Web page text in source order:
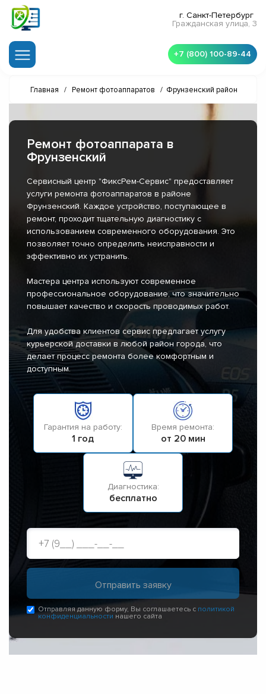
г. Санкт-Петербург
Гражданская улица, 3
+7 (800) 100-89-44
Главная / Ремонт фотоаппаратов / Фрунзенский район
Ремонт фотоаппарата в
Фрунзенский
Сервисный центр "ФиксРем-Сервис" предоставляет
услуги ремонта фотоаппаратов в районе
Фрунзенский. Каждое устройство, поступающее в
ремонт, проходит тщательную диагностику с
использованием современного оборудования. Это
позволяет точно определить неисправности и
эффективно их устранить.
Мастера центра используют современное
профессиональное оборудование, что значительно
повышает качество и скорость проводимых работ.
Для удобства клиентов сервис предлагает услугу
курьерской доставки в любой район города, что
делает процесс ремонта более комфортным и
доступным.
Гарантия на работу:
1 год
Время ремонта:
от 20 мин
Диагностика:
бесплатно
Отправляя данную форму, Вы соглашаетесь с политикой
конфиденциальности нашего сайта